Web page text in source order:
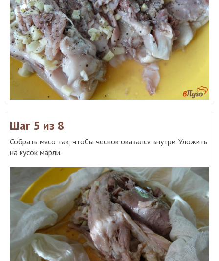
Шаг 5 из 8
Собрать мясо так, чтобы чеснок оказался внутри. Уложить
на кусок марли.